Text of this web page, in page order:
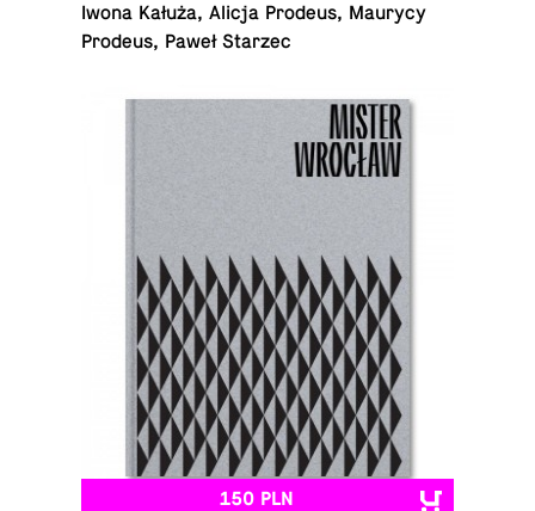
Iwona Kałuża, Alicja Prodeus, Maurycy
Prodeus, Paweł Starzec
150 PLN